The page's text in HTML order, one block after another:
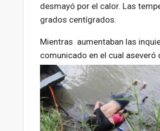
desmayó por el calor. Las
grados centígrados.
Mientras aumentaban las
comunicado en el cual aseveró